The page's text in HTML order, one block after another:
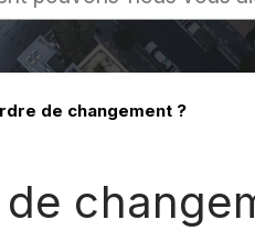
de changement ?